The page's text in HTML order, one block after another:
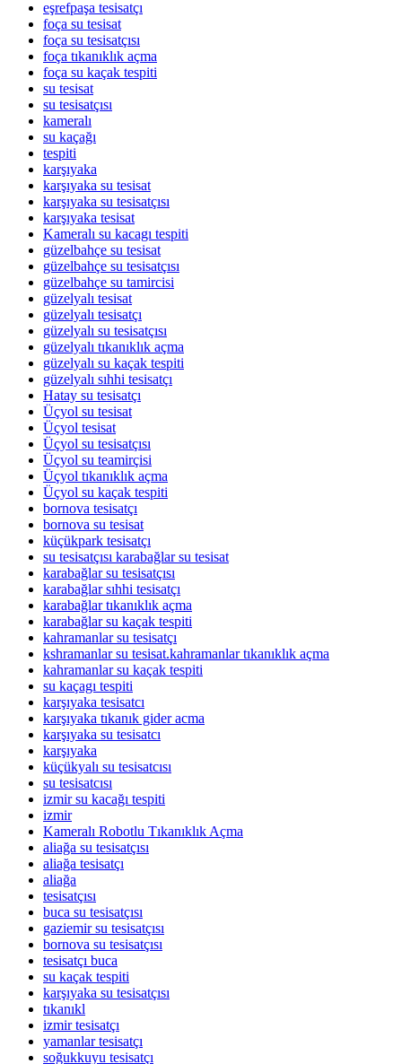
eşrefpaşa tesisatçı
foça su tesisat
foça su tesisatçısı
foça tıkanıklık açma
foça su kaçak tespiti
su tesisat
su tesisatçısı
kameralı
su kaçağı
tespiti
karşıyaka
karşıyaka su tesisat
karşıyaka su tesisatçısı
karşıyaka tesisat
Kameralı su kacagı tespiti
güzelbahçe su tesisat
güzelbahçe su tesisatçısı
güzelbahçe su tamircisi
güzelyalı tesisat
güzelyalı tesisatçı
güzelyalı su tesisatçısı
güzelyalı tıkanıklık açma
güzelyalı su kaçak tespiti
güzelyalı sıhhi tesisatçı
Hatay su tesisatçı
Üçyol su tesisat
Üçyol tesisat
Üçyol su tesisatçısı
Üçyol su teamirçisi
Üçyol tıkanıklık açma
Üçyol su kaçak tespiti
bornova tesisatçı
bornova su tesisat
küçükpark tesisatçı
su tesisatçısı karabağlar su tesisat
karabağlar su tesisatçısı
karabağlar sıhhi tesisatçı
karabağlar tıkanıklık açma
karabağlar su kaçak tespiti
kahramanlar su tesisatçı
kshramanlar su tesisat.kahramanlar tıkanıklık açma
kahramanlar su kaçak tespiti
su kaçagı tespiti
karşıyaka tesisatcı
karşıyaka tıkanık gider acma
karşıyaka su tesisatcı
karşıyaka
küçükyalı su tesisatcısı
su tesisatcısı
izmir su kacağı tespiti
izmir
Kameralı Robotlu Tıkanıklık Açma
aliağa su tesisatçısı
aliağa tesisatçı
aliağa
tesisatçısı
buca su tesisatçısı
gaziemir su tesisatçısı
bornova su tesisatçısı
tesisatçı buca
su kaçak tespiti
karşıyaka su tesisatçısı
tıkanıkl
izmir tesisatçı
yamanlar tesisatçı
soğukkuyu tesisatçı